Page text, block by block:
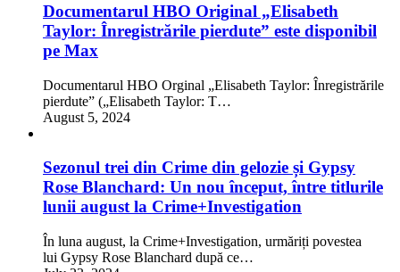
Documentarul HBO Original „Elisabeth
Taylor: Înregistrările pierdute” este disponibil
pe Max
Documentarul HBO Orginal „Elisabeth Taylor: Înregistrările
pierdute” („Elisabeth Taylor: T…
August 5, 2024
Sezonul trei din Crime din gelozie și Gypsy
Rose Blanchard: Un nou început, între titlurile
lunii august la Crime+Investigation
În luna august, la Crime+Investigation, urmăriți povestea
lui Gypsy Rose Blanchard după ce…